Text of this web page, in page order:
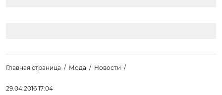
Главная страница Мода Новости
29.04.2016 17:04